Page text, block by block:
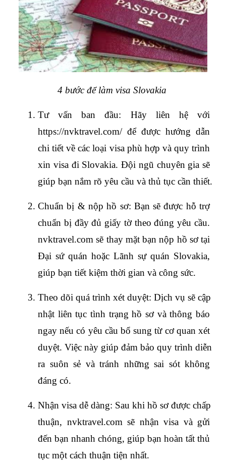
4 bước để làm visa Slovakia
https://nvktravel.com/ để được hướng dẫn
chi tiết về các loại visa phù hợp và quy trình
xin visa đi Slovakia. Đội ngũ chuyên gia sẽ
giúp bạn nắm rõ yêu cầu và thủ tục cần thiết.
Chuẩn bị & nộp hồ sơ: Bạn sẽ được hỗ trợ
chuẩn bị đầy đủ giấy tờ theo đúng yêu cầu.
nvktravel.com sẽ thay mặt bạn nộp hồ sơ tại
Đại sứ quán hoặc Lãnh sự quán Slovakia,
giúp bạn tiết kiệm thời gian và công sức.
Theo dõi quá trình xét duyệt: Dịch vụ sẽ cập
nhật liên tục tình trạng hồ sơ và thông báo
ngay nếu có yêu cầu bổ sung từ cơ quan xét
duyệt. Việc này giúp đảm bảo quy trình diễn
ra suôn sẻ và tránh những sai sót không
đáng có.
Nhận visa dễ dàng: Sau khi hồ sơ được chấp
thuận, nvktravel.com sẽ nhận visa và gửi
đến bạn nhanh chóng, giúp bạn hoàn tất thủ
tục một cách thuận tiện nhất.